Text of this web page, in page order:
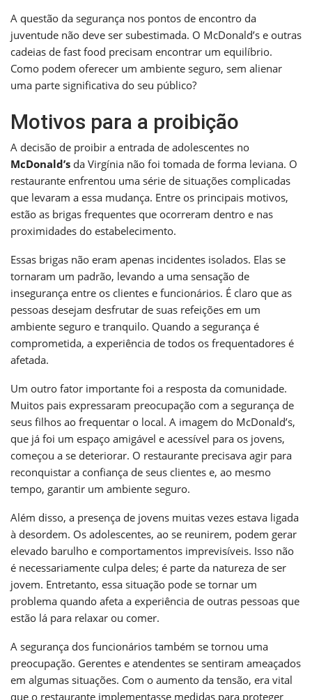
A questão da segurança nos pontos de encontro da
juventude não deve ser subestimada. O McDonald’s e outras
cadeias de fast food precisam encontrar um equilíbrio.
Como podem oferecer um ambiente seguro, sem alienar
uma parte significativa do seu público?
Motivos para a proibição
A decisão de proibir a entrada de adolescentes no
McDonald’s da Virgínia não foi tomada de forma leviana. O
restaurante enfrentou uma série de situações complicadas
que levaram a essa mudança. Entre os principais motivos,
estão as brigas frequentes que ocorreram dentro e nas
proximidades do estabelecimento.
Essas brigas não eram apenas incidentes isolados. Elas se
tornaram um padrão, levando a uma sensação de
insegurança entre os clientes e funcionários. É claro que as
pessoas desejam desfrutar de suas refeições em um
ambiente seguro e tranquilo. Quando a segurança é
comprometida, a experiência de todos os frequentadores é
afetada.
Um outro fator importante foi a resposta da comunidade.
Muitos pais expressaram preocupação com a segurança de
seus filhos ao frequentar o local. A imagem do McDonald’s,
que já foi um espaço amigável e acessível para os jovens,
começou a se deteriorar. O restaurante precisava agir para
reconquistar a confiança de seus clientes e, ao mesmo
tempo, garantir um ambiente seguro.
Além disso, a presença de jovens muitas vezes estava ligada
à desordem. Os adolescentes, ao se reunirem, podem gerar
elevado barulho e comportamentos imprevisíveis. Isso não
é necessariamente culpa deles; é parte da natureza de ser
jovem. Entretanto, essa situação pode se tornar um
problema quando afeta a experiência de outras pessoas que
estão lá para relaxar ou comer.
A segurança dos funcionários também se tornou uma
preocupação. Gerentes e atendentes se sentiram ameaçados
em algumas situações. Com o aumento da tensão, era vital
que o restaurante implementasse medidas para proteger